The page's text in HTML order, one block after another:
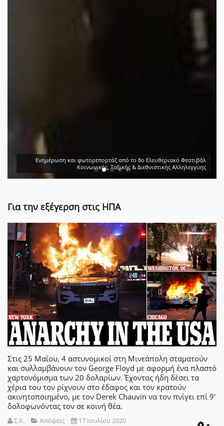
Ενημέρωση και φωτορεπορτάζ από το 8ο Ελευθεριακό Φεστιβάλ
Κοινωνικής, Ταξικής & Διεθνιστικής Αλληλεγγύης
Για την εξέγερση στις ΗΠΑ
Στις 25 Μαΐου, 4 αστυνομικοί στη Μινεάπολη σταματούν
και συλλαμβάνουν τον George Floyd με αφορμή ένα πλαστό
χαρτονόμισμα των 20 δολαρίων. Έχοντας ήδη δέσει τα
χέρια του τον ρίχνουν στο έδαφος και τον κρατούν
ακινητοποιημένο, με τον Derek Chauvin να τον πνίγει επί 9'
δολοφωνόντας τον σε κοινή θέα.
Σ.Κ. Απόψεις 17 Ιουλίου 2020